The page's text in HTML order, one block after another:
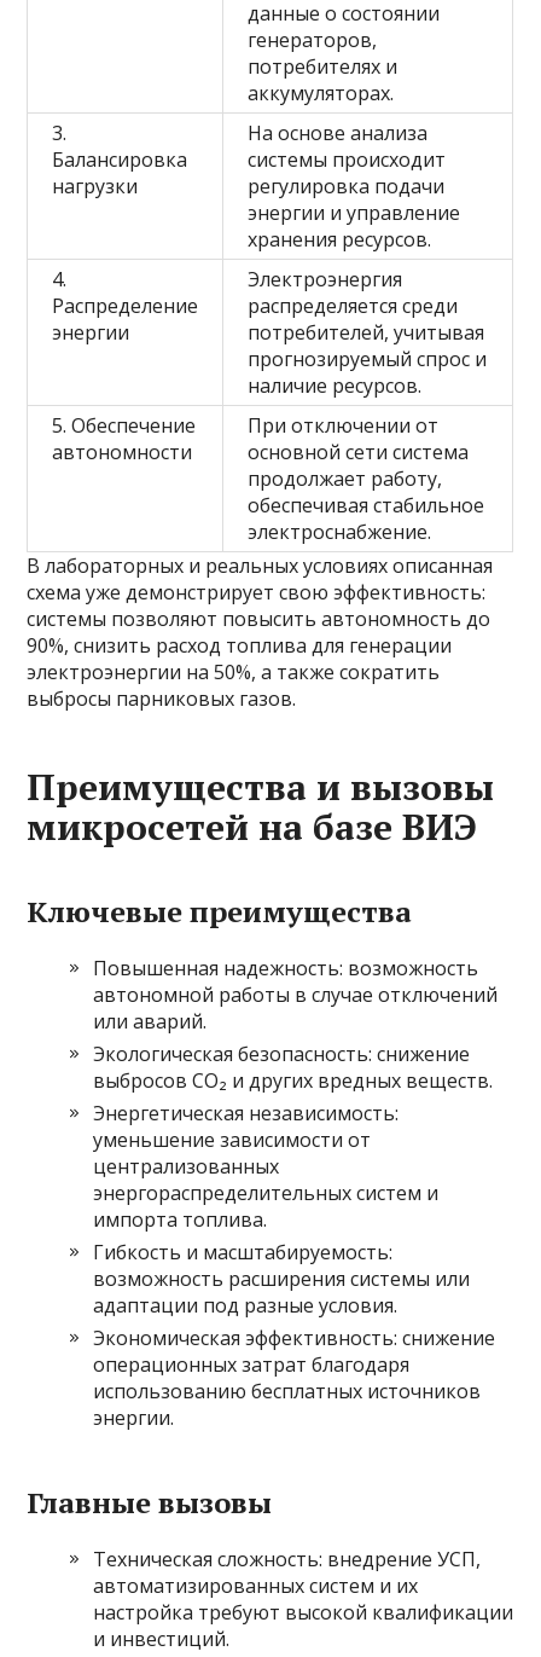
данные о состоянии
генераторов,
потребителях и
аккумуляторах.
3.
Балансировка
нагрузки
На основе анализа
системы происходит
регулировка подачи
энергии и управление
хранения ресурсов.
4.
Распределение
энергии
Электроэнергия
распределяется среди
потребителей, учитывая
прогнозируемый спрос и
наличие ресурсов.
5. Обеспечение
автономности
При отключении от
основной сети система
продолжает работу,
обеспечивая стабильное
электроснабжение.
В лабораторных и реальных условиях описанная
схема уже демонстрирует свою эффективность:
системы позволяют повысить автономность до
90%, снизить расход топлива для генерации
электроэнергии на 50%, а также сократить
выбросы парниковых газов.
Преимущества и вызовы
микросетей на базе ВИЭ
Ключевые преимущества
Повышенная надежность: возможность
автономной работы в случае отключений
или аварий.
Экологическая безопасность: снижение
выбросов CO₂ и других вредных веществ.
Энергетическая независимость:
уменьшение зависимости от
централизованных
энергораспределительных систем и
импорта топлива.
Гибкость и масштабируемость:
возможность расширения системы или
адаптации под разные условия.
Экономическая эффективность: снижение
операционных затрат благодаря
использованию бесплатных источников
энергии.
Главные вызовы
Техническая сложность: внедрение УСП,
автоматизированных систем и их
настройка требуют высокой квалификации
и инвестиций.